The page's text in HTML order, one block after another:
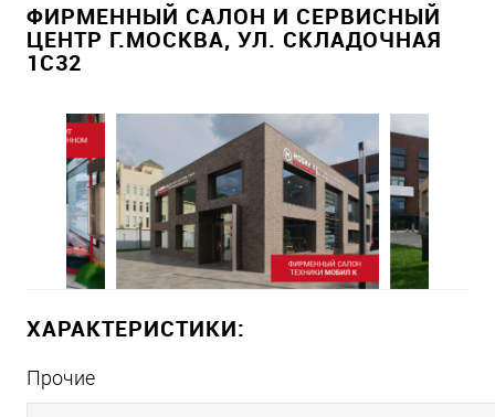
ФИРМЕННЫЙ САЛОН И СЕРВИСНЫЙ
ЦЕНТР Г.МОСКВА, УЛ. СКЛАДОЧНАЯ
1С32
ХАРАКТЕРИСТИКИ:
Прочие